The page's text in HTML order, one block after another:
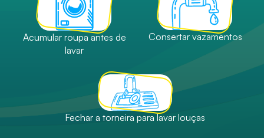
Jogos e Brindes
Jogos Digitais
Acumular roupa antes de
lavar
Consertar vazamentos
Fechar a torneira para lavar louças